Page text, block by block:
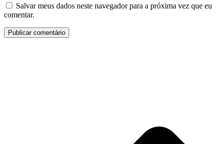
Salvar meus dados neste navegador para a próxima vez que eu
comentar.